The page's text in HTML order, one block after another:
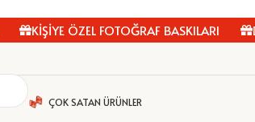
KİŞİYE ÖZEL FOTOĞRAF BASKILARI
ÇOK SATAN ÜRÜNLER